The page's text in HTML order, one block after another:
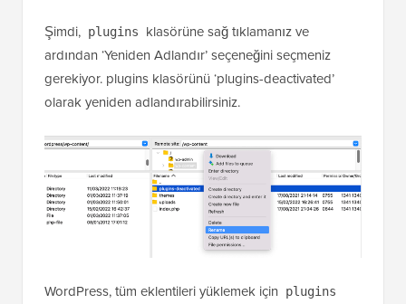
Şimdi, plugins
klasörüne sağ tıklamanız ve
ardından ‘Yeniden Adlandır’ seçeneğini seçmeniz
gerekiyor. plugins klasörünü ‘plugins-deactivated’
olarak yeniden adlandırabilirsiniz.
WordPress, tüm eklentileri yüklemek için plugins